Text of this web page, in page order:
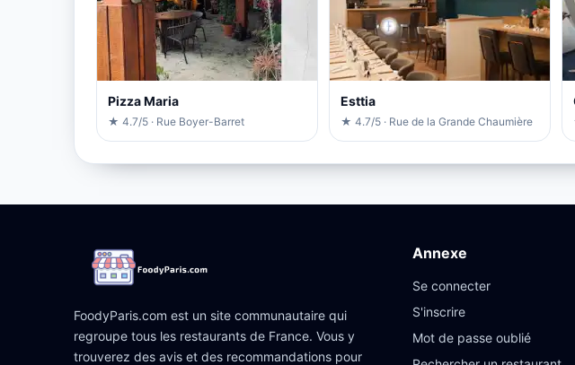
Pizza Maria
★ 4.7/5 · Rue Boyer-Barret
Esttia
★ 4.7/5 · Rue de la Grande Chaumière
FoodyParis.com est un site communautaire qui
regroupe tous les restaurants de France. Vous y
trouverez des avis et des recommandations pour
Annexe
Se connecter
S'inscrire
Mot de passe oublié